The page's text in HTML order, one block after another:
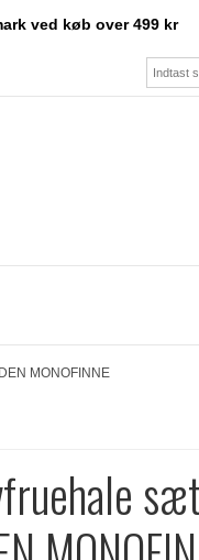
ved køb over 499 kr
MONOFINNE